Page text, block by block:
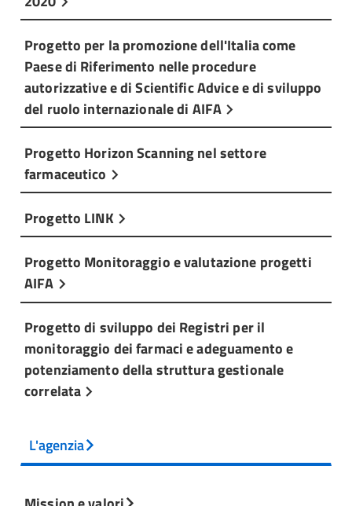
Progetto per la promozione dell'Italia come
Paese di Riferimento nelle procedure
autorizzative e di Scientific Advice e di sviluppo
del ruolo internazionale di AIFA
Progetto Horizon Scanning nel settore
farmaceutico
Progetto LINK
Progetto Monitoraggio e valutazione progetti
AIFA
Progetto di sviluppo dei Registri per il
monitoraggio dei farmaci e adeguamento e
potenziamento della struttura gestionale
correlata
L'agenzia